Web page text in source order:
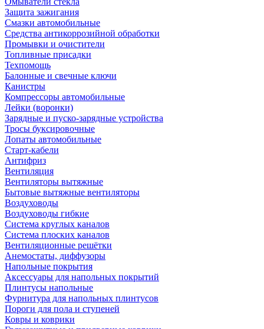
Защита зажигания
Смазки автомобильные
Средства антикоррозийной обработки
Промывки и очистители
Топливные присадки
Техпомощь
Балонные и свечные ключи
Канистры
Компрессоры автомобильные
Лейки (воронки)
Зарядные и пуско-зарядные устройства
Тросы буксировочные
Лопаты автомобильные
Старт-кабели
Антифриз
Вентиляция
Вентиляторы вытяжные
Бытовые вытяжные вентиляторы
Воздуховоды
Воздуховоды гибкие
Система круглых каналов
Система плоских каналов
Вентиляционные решётки
Анемостаты, диффузоры
Напольные покрытия
Аксессуары для напольных покрытий
Плинтусы напольные
Фурнитура для напольных плинтусов
Пороги для пола и ступеней
Ковры и коврики